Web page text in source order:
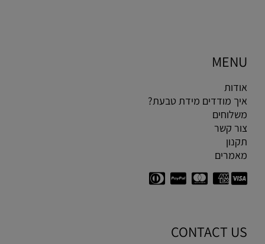
MENU
אודות
איך מודדים מידת טבעת?
משלוחים
צור קשר
תקנון
מאמרים
CONTACT US